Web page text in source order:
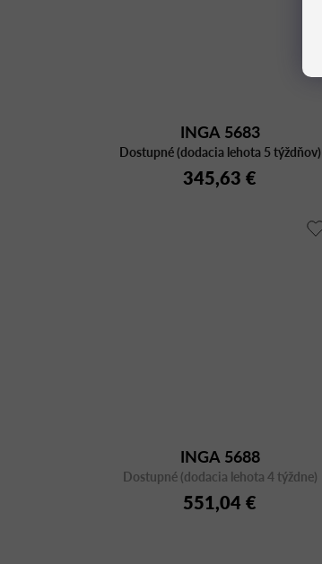
INGA 5683
Dostupné (dodacia lehota 5 týždňov)
345,63 €
INGA 5688
Dostupné (dodacia lehota 4 týždne)
551,04 €